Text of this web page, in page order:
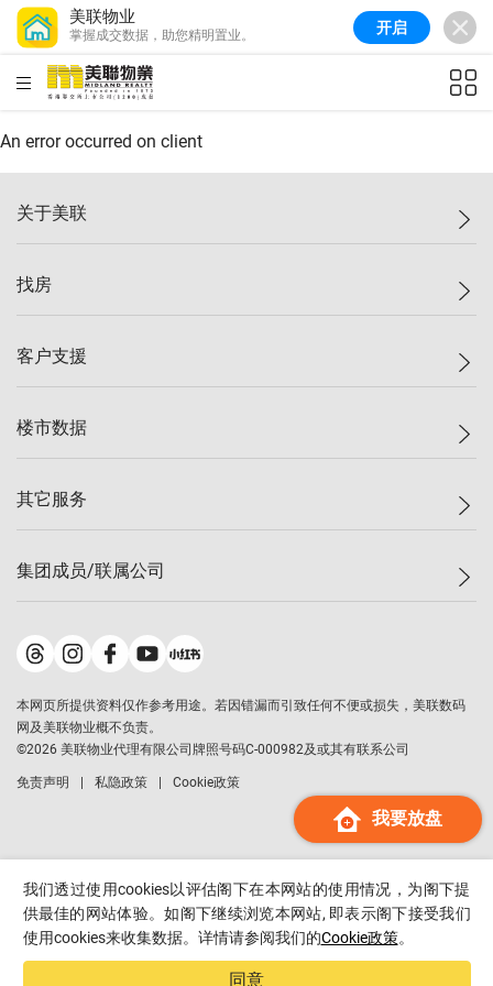
美联物业
掌握成交数据，助您精明置业。 开启
我们透过使用cookies以评估阁下在本网站的使用情况，为阁下提
供最佳的网站体验。如阁下继续浏览本网站, 即表示阁下接受我们
使用cookies来收集数据。详情请参阅我们的Cookie政策。
同意
HKD
An error occurred on client
我要放盘
关于美联
美联集团
人才招募
找房
一手新房
减价
美联豪宅
独家楼盘
租房
客户支援
自助放盘
查询热线
按揭计算机
负担能力计算机
转按计算机
缴款方式
楼市数据
指数
历史成交
小区成交排行榜
地区百科
其它服务
小区专页
美联精英会
美善会
地产经纪人管理协会
申报已递交的购楼开盘
集团成员/联属公司
美联物业
鋑联控股*
美联工商铺*
美联中国
美联澳门
美联金融集团
美联测量师行
香港置业
经络按揭
本网页所提供资料仅作参考用途。若因错漏而引致任何不便或损失，美联数码
网及美联物业概不负责。
©2026 美联物业代理有限公司牌照号码C-000982及或其有联系公司
免责声明 私隐政策 Cookie政策